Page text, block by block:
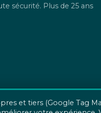
sécurité. Plus de 25 ans
et tiers (Google Tag